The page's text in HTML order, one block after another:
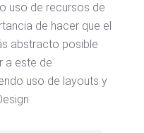
uso de recursos de
de hacer que el
abstracto posible
a este de
uso de layouts y